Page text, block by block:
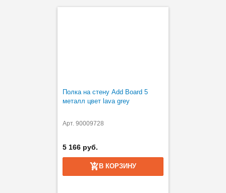
Полка на стену Add Board 5
металл цвет lava grey
Арт. 90009728
5 166 руб.
В КОРЗИНУ